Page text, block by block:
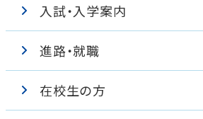
特色
学校見学バーチャルツアー
設置の趣旨・沿革
臨地実習
カリキュラム
キャンパスガイド
学生の１日
学校行事
入試・入学案内
オープンキャンパス
入試情報
進路・就職
国家試験対策
在校生の方